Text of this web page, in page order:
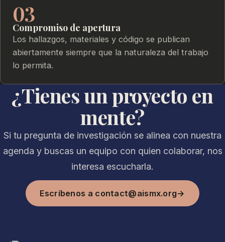
03
Compromiso de apertura
Los hallazgos, materiales y código se publican
abiertamente siempre que la naturaleza del trabajo
lo permita.
¿Tienes un proyecto en
mente?
Si tu pregunta de investigación se alinea con nuestra
agenda y buscas un equipo con quien colaborar, nos
interesa escucharla.
Escríbenos a contact@aismx.org→